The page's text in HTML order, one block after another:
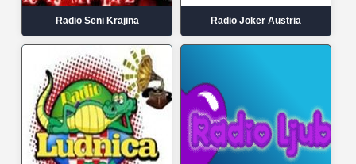
Radio Seni Krajina Radio Joker Austria